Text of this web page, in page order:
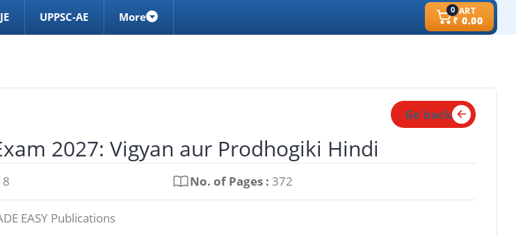
UPPSC-AE More 0CART
₹ 0.00
Go back
2027: Vigyan aur Prodhogiki Hindi
No. of Pages : 372
EASY Publications